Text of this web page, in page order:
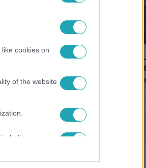
cookies on
of the website
protection.
Bódi